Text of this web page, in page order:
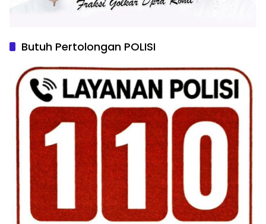
Butuh Pertolongan POLISI